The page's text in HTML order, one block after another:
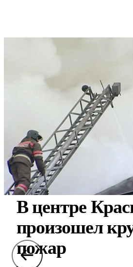
В центре
произошел
пожар